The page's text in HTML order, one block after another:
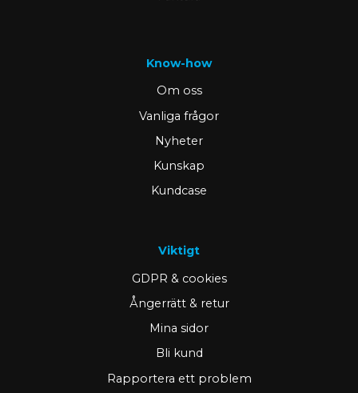
Know-how
Om oss
Vanliga frågor
Nyheter
Kunskap
Kundcase
Viktigt
GDPR & cookies
Ångerrätt & retur
Mina sidor
Bli kund
Rapportera ett problem